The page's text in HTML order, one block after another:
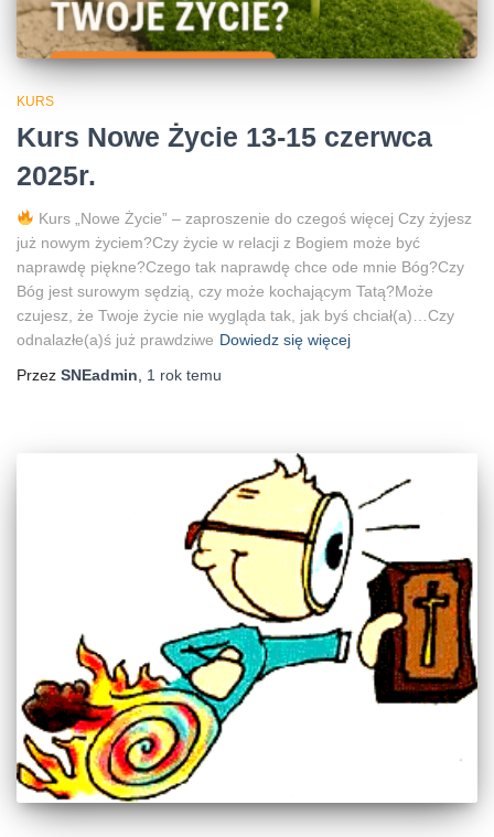
KURS
Kurs Nowe Życie 13-15 czerwca
2025r.
Kurs „Nowe Życie” – zaproszenie do czegoś więcej Czy żyjesz
już nowym życiem?Czy życie w relacji z Bogiem może być
naprawdę piękne?Czego tak naprawdę chce ode mnie Bóg?Czy
Bóg jest surowym sędzią, czy może kochającym Tatą?Może
czujesz, że Twoje życie nie wygląda tak, jak byś chciał(a)…Czy
odnalazłe(a)ś już prawdziwe Dowiedz się więcej
Przez SNEadmin 1 rok temu